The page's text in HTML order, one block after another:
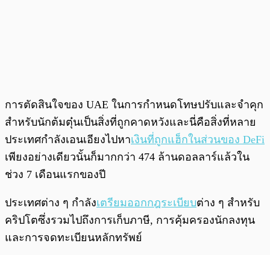
การตัดสินใจของ UAE ในการกำหนดโทษปรับและจำคุก
สำหรับนักต้มตุ๋นเป็นสิ่งที่ถูกคาดหวังและนี่คือสิ่งที่หลาย
ประเทศกำลังเอนเอียงไปหาเงินที่ถูกแฮ็กในส่วนของ DeFi
เพียงอย่างเดียวนั้นก็มากกว่า 474 ล้านดอลลาร์แล้วใน
ช่วง 7 เดือนแรกของปี
ประเทศต่าง ๆ กำลังเตรียมออกกฎระเบียบต่าง ๆ สำหรับ
คริปโตซึ่งรวมไปถึงการเก็บภาษี, การคุ้มครองนักลงทุน
และการจดทะเบียนหลักทรัพย์